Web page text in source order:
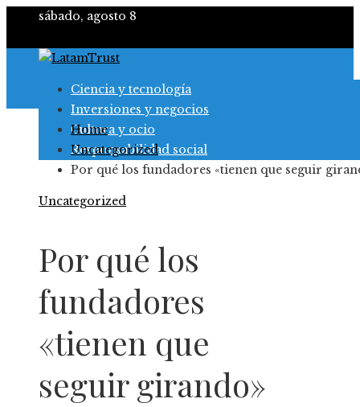
sábado, agosto 8
Ciencia y tecnología
Inversiones y negocios
Cultura y ocio
Responsabilidad social
Home
Uncategorized
Por qué los fundadores «tienen que seguir
Uncategorized
Por qué los
fundadores
«tienen que
seguir girando»